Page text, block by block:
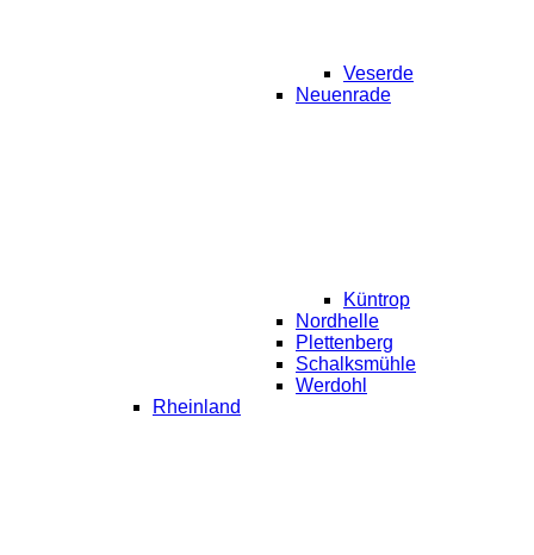
Veserde
Neuenrade
Küntrop
Nordhelle
Plettenberg
Schalksmühle
Werdohl
Rheinland